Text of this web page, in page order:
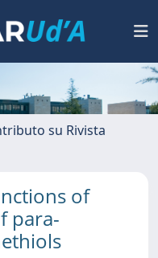
su Rivista
of
para-